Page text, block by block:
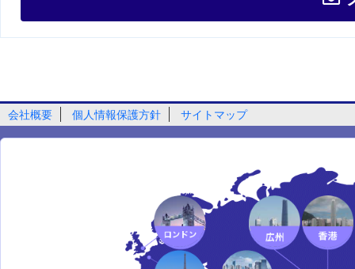
会社概要 個人情報保護方針 サイトマップ